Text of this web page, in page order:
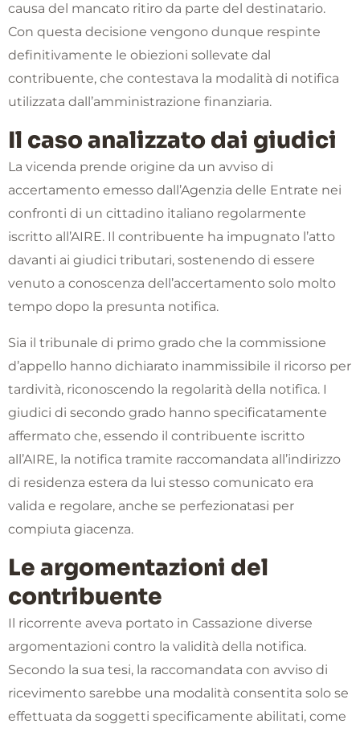
causa del mancato ritiro da parte del destinatario.
Con questa decisione vengono dunque respinte
definitivamente le obiezioni sollevate dal
contribuente, che contestava la modalità di notifica
utilizzata dall’amministrazione finanziaria.
Il caso analizzato dai giudici
La vicenda prende origine da un avviso di
accertamento emesso dall’Agenzia delle Entrate nei
confronti di un cittadino italiano regolarmente
iscritto all’AIRE. Il contribuente ha impugnato l’atto
davanti ai giudici tributari, sostenendo di essere
venuto a conoscenza dell’accertamento solo molto
tempo dopo la presunta notifica.
Sia il tribunale di primo grado che la commissione
d’appello hanno dichiarato inammissibile il ricorso per
tardività, riconoscendo la regolarità della notifica. I
giudici di secondo grado hanno specificatamente
affermato che, essendo il contribuente iscritto
all’AIRE, la notifica tramite raccomandata all’indirizzo
di residenza estera da lui stesso comunicato era
valida e regolare, anche se perfezionatasi per
compiuta giacenza.
Le argomentazioni del
contribuente
Il ricorrente aveva portato in Cassazione diverse
argomentazioni contro la validità della notifica.
Secondo la sua tesi, la raccomandata con avviso di
ricevimento sarebbe una modalità consentita solo se
effettuata da soggetti specificamente abilitati, come